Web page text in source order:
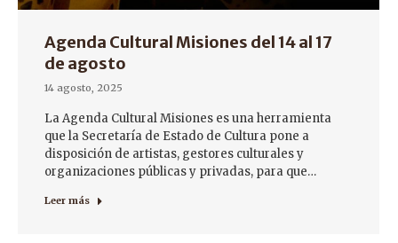
Agenda Cultural Misiones del 14 al 17
de agosto
14 agosto, 2025
La Agenda Cultural Misiones es una herramienta
que la Secretaría de Estado de Cultura pone a
disposición de artistas, gestores culturales y
organizaciones públicas y privadas, para que…
Leer más